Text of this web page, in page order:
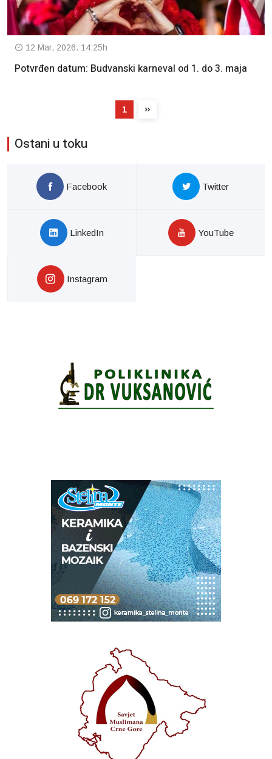
12 Mar, 2026. 14:25h
Potvrđen datum: Budvanski karneval od 1. do 3. maja
1
Ostani u toku
Facebook Twitter
LinkedIn YouTube
Instagram